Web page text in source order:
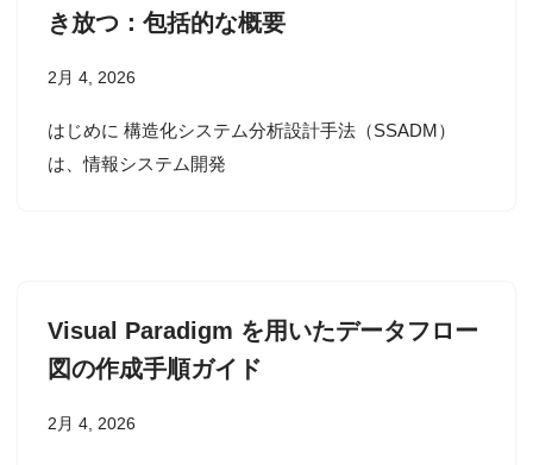
き放つ：包括的な概要
2月 4, 2026
はじめに 構造化システム分析設計手法（SSADM）
は、情報システム開発
Visual Paradigm を用いたデータフロー
図の作成手順ガイド
2月 4, 2026